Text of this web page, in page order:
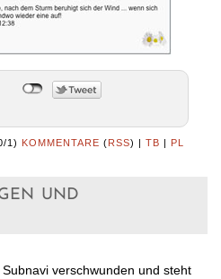
1) KOMMENTARE (RSS) | TB | PL
und
verschwunden und steht